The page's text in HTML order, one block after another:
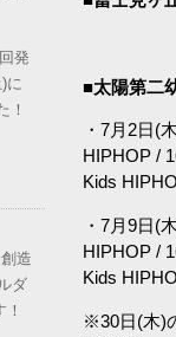
発
に
！
造
ダ
！
■太陽第二
・7月2日(
HIPHOP /
Kids
・7月9日(
HIPHOP /
Kids
※30日(木)